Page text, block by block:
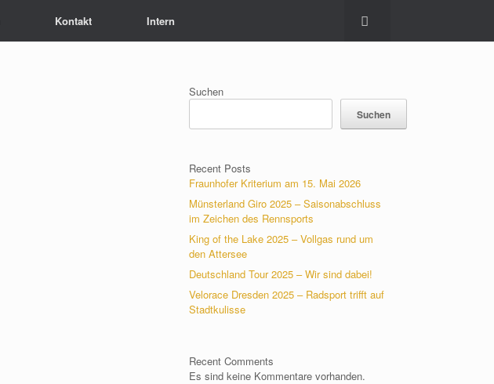
Kontakt Intern
Suchen
Suchen
Recent Posts
Fraunhofer Kriterium am 15. Mai 2026
Münsterland Giro 2025 – Saisonabschluss
im Zeichen des Rennsports
King of the Lake 2025 – Vollgas rund um
den Attersee
Deutschland Tour 2025 – Wir sind dabei!
Velorace Dresden 2025 – Radsport trifft auf
Stadtkulisse
Recent Comments
Es sind keine Kommentare vorhanden.